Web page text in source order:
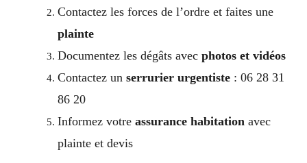
Contactez les forces de l’ordre et faites une
plainte
Documentez les dégâts avec photos et vidéos
Contactez un serrurier urgentiste: 06 28 31
86 20
Informez votre assurance habitationavec
plainte et devis